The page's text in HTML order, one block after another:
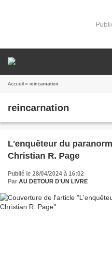
Accueil » reincarnation
reincarnation
L'enquêteur du
Christian R. Page
Publié le 28/04/2024 à 16:02
Par AU DETOUR D'UN LIVRE